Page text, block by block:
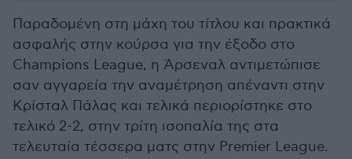
Παραδομένη στη μάχη του τίτλου και πρακτικά
ασφαλής στην κούρσα για την έξοδο στο
Champions League, η Άρσεναλ αντιμετώπισε
σαν αγγαρεία την αναμέτρηση απέναντι στην
Κρίσταλ Πάλας και τελικά περιορίστηκε στο
τελικό 2-2, στην τρίτη ισοπαλία της στα
τελευταία τέσσερα ματς στην Premier League.